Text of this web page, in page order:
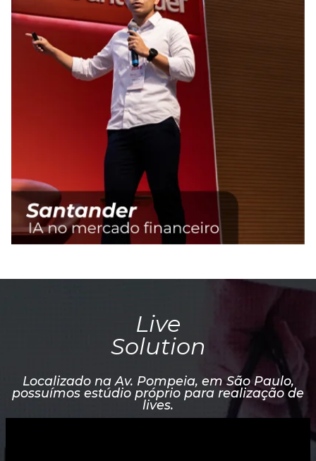
Live
Solution
Localizado na Av. Pompeia, em São Paulo,
possuímos estúdio próprio para realização de
lives.